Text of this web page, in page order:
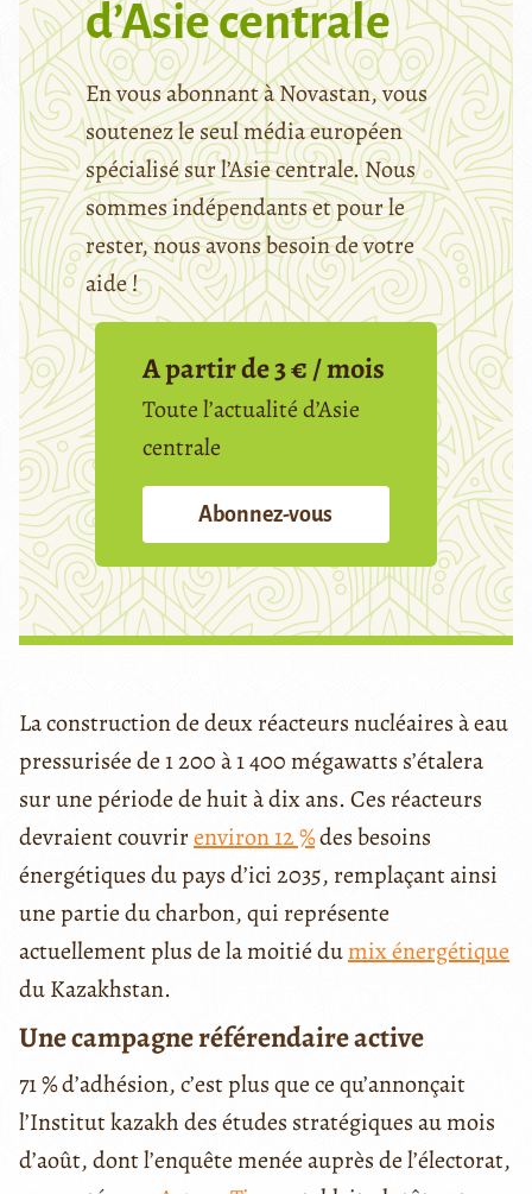
d’Asie centrale
En vous abonnant à Novastan, vous
soutenez le seul média européen
spécialisé sur l’Asie centrale. Nous
sommes indépendants et pour le
rester, nous avons besoin de votre
aide !
A partir de 3 € / mois
Toute l’actualité d’Asie
centrale
Abonnez-vous
La construction de deux réacteurs nucléaires à eau
pressurisée de 1 200 à 1 400 mégawatts s’étalera
sur une période de huit à dix ans. Ces réacteurs
devraient couvrirenviron 12 %des besoins
énergétiques du pays d’ici 2035, remplaçant ainsi
une partie du charbon, qui représente
actuellement plus de la moitié dumix énergétique
du Kazakhstan.
Une campagne référendaire active
71 % d’adhésion, c’est plus que ce qu’annonçait
l’Institut kazakh des études stratégiques au mois
d’août, dont l’enquête menée auprès de l’électorat,